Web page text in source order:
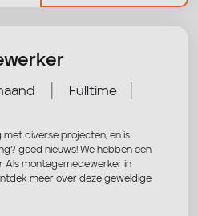
Fulltime
met diverse projecten, en is
goed nieuws! We hebben een
Als montagemedewerker in
meer over deze geweldige